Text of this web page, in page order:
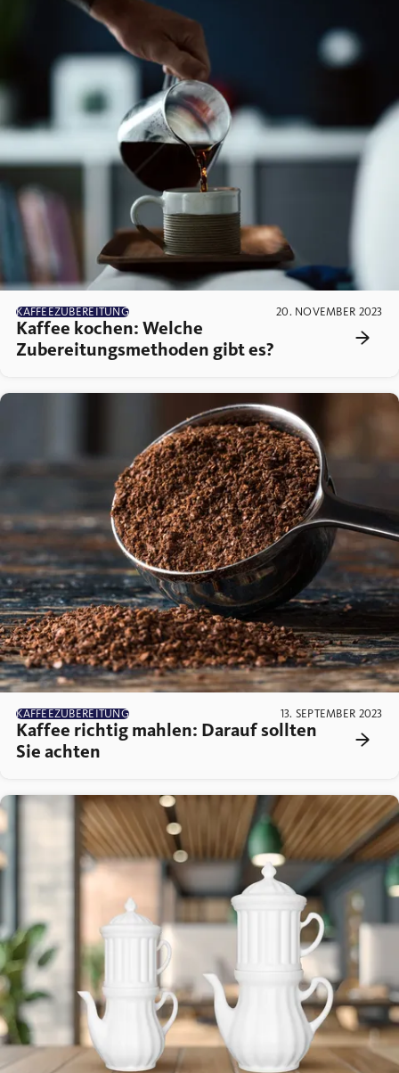
KAFFEEZUBEREITUNG 20. NOVEMBER 2023
Kaffee kochen: Welche
Zubereitungsmethoden gibt es?
KAFFEEZUBEREITUNG 13. SEPTEMBER 2023
Kaffee richtig mahlen: Darauf sollten
Sie achten